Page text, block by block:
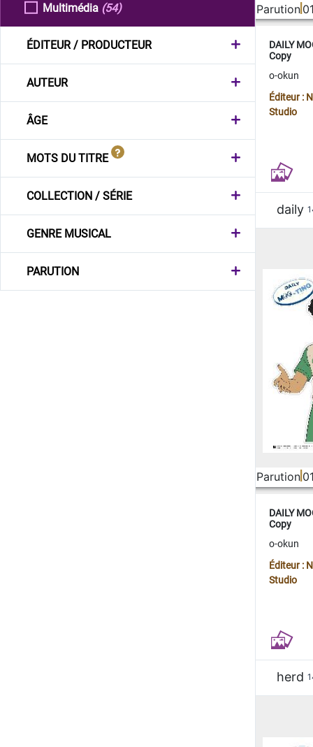
Multimédia (54)
ÉDITEUR / PRODUCTEUR
AUTEUR
ÂGE
MOTS DU TITRE
COLLECTION / SÉRIE
GENRE MUSICAL
PARUTION
Parution
DAILY
Copy
o-okun
Éditeur :
Studio
daily
Parution
DAILY
Copy
o-okun
Éditeur :
Studio
herd